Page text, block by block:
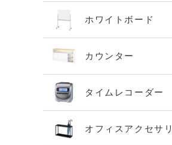
ホワイトボード
カウンター
タイムレコーダー
オフィスアクセサリ